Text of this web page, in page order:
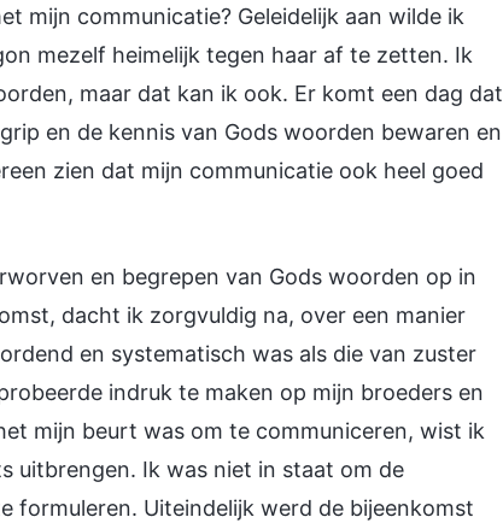
mijn communicatie? Geleidelijk aan wilde ik
mezelf heimelijk tegen haar af te zetten. Ik
maar dat kan ik ook. Er komt een dag dat
en de kennis van Gods woorden bewaren en
zien dat mijn communicatie ook heel goed
en begrepen van Gods woorden op in
dacht ik zorgvuldig na, over een manier
en systematisch was als die van zuster
indruk te maken op mijn broeders en
mijn beurt was om te communiceren, wist ik
uitbrengen. Ik was niet in staat om de
formuleren. Uiteindelijk werd de bijeenkomst